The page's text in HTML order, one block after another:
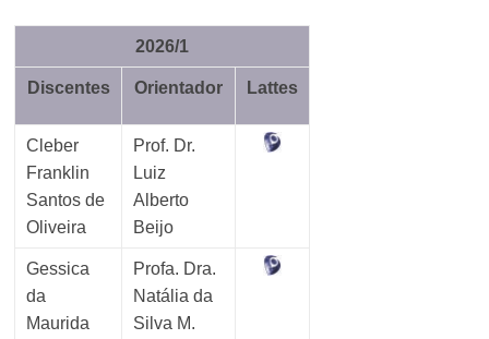
2026/1
Discentes Orientador Lattes
Cleber
Franklin
Santos de
Oliveira
Prof. Dr.
Luiz
Alberto
Beijo
Gessica
da
Maurida
Profa. Dra.
Natália da
Silva M.